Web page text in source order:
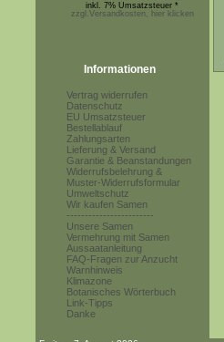
inkl. 7% Umsatzsteuer *
zzgl.Versandkosten, hier klicken
Informationen
Vertrag widerrufen
Datenschutz
EU Umsatzsteuer
Bestellablauf
Zahlungsarten
Lieferung & Versand
Garantie & Beanstandungen
Widerrufsbelehrung &
Muster-Widerrufsformular
Umweltschutz
Wir kaufen Samen
------------------------
Unsere Samen
Vermehrung mit Samen
Aussaatanleitung
FAQ-Fragen zur Anzucht
Warnhinweis
Klimazone
Botanisches Wörterbuch
Link-Tipps
Danke